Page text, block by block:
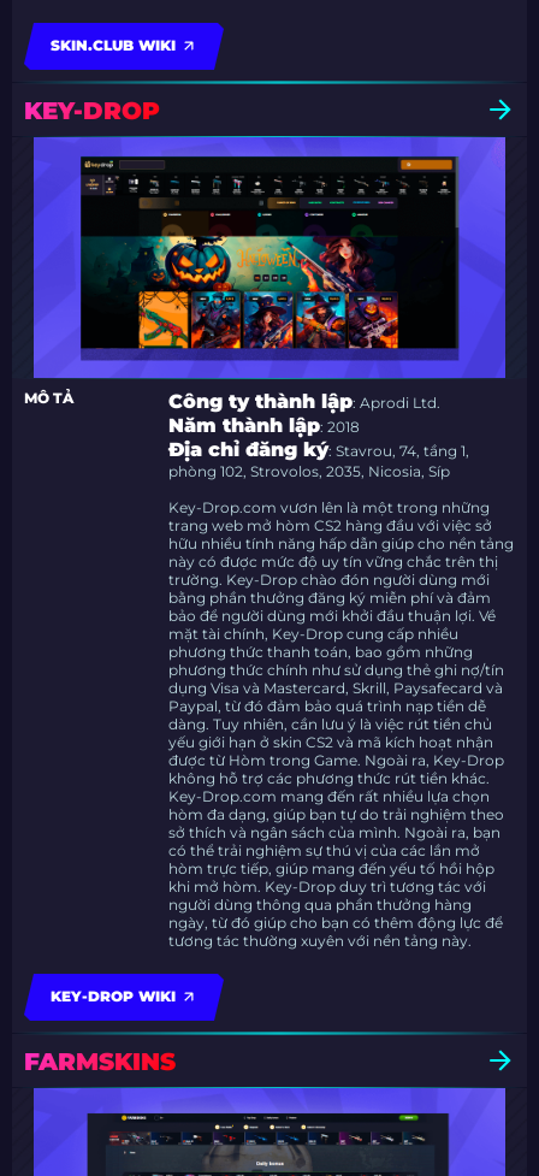
SKIN.CLUB WIKI
KEY-DROP
MÔ TẢ Công ty thành lập: Aprodi Ltd.
Năm thành lập: 2018
Địa chỉ đăng ký: Stavrou, 74, tầng 1,
phòng 102, Strovolos, 2035, Nicosia, Síp
Key-Drop.com vươn lên là một trong những
trang web mở hòm CS2 hàng đầu với việc sở
hữu nhiều tính năng hấp dẫn giúp cho nền tảng
này có được mức độ uy tín vững chắc trên thị
trường. Key-Drop chào đón người dùng mới
bằng phần thưởng đăng ký miễn phí và đảm
bảo để người dùng mới khởi đầu thuận lợi. Về
mặt tài chính, Key-Drop cung cấp nhiều
phương thức thanh toán, bao gồm những
phương thức chính như sử dụng thẻ ghi nợ/tín
dụng Visa và Mastercard, Skrill, Paysafecard và
Paypal, từ đó đảm bảo quá trình nạp tiền dễ
dàng. Tuy nhiên, cần lưu ý là việc rút tiền chủ
yếu giới hạn ở skin CS2 và mã kích hoạt nhận
được từ Hòm trong Game. Ngoài ra, Key-Drop
không hỗ trợ các phương thức rút tiền khác.
Key-Drop.com mang đến rất nhiều lựa chọn
hòm đa dạng, giúp bạn tự do trải nghiệm theo
sở thích và ngân sách của mình. Ngoài ra, bạn
có thể trải nghiệm sự thú vị của các lần mở
hòm trực tiếp, giúp mang đến yếu tố hồi hộp
khi mở hòm. Key-Drop duy trì tương tác với
người dùng thông qua phần thưởng hàng
ngày, từ đó giúp cho bạn có thêm động lực để
tương tác thường xuyên với nền tảng này.
KEY-DROP WIKI
FARMSKINS